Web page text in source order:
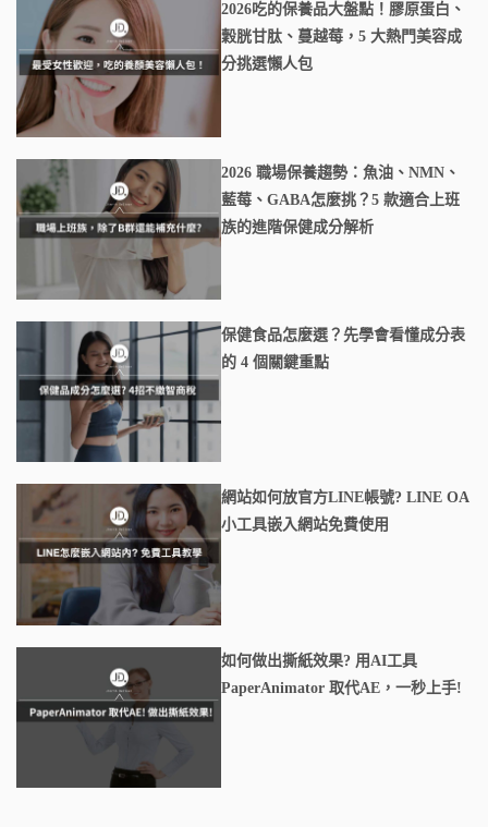
2026吃的保養品大盤點！膠原蛋白、
穀胱甘肽、蔓越莓，5 大熱門美容成
分挑選懶人包
2026 職場保養趨勢：魚油、NMN、
藍莓、GABA怎麼挑？5 款適合上班
族的進階保健成分解析
保健食品怎麼選？先學會看懂成分表
的 4 個關鍵重點
網站如何放官方LINE帳號? LINE OA
小工具嵌入網站免費使用
如何做出撕紙效果? 用AI工具
PaperAnimator 取代AE，一秒上手!